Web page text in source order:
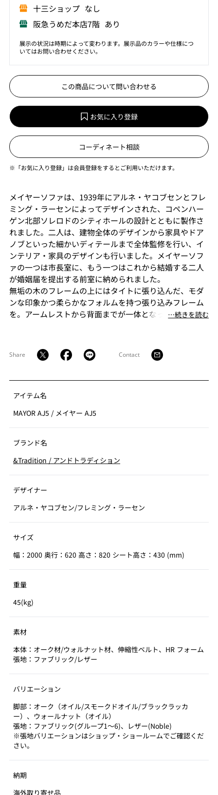
⼗三ショップ なし
阪急うめだ本店7階 あり
展示の状況は時期によって変わります。展示品のカラーや仕様につ
いてはお問い合わせください。
この商品について問い合わせる
お気に入り登録
コーディネート相談
※「お気に入り登録」は会員登録をするとご利用いただけます。
メイヤーソファは、1939年にアルネ・ヤコブセンとフレ
ミング・ラーセンによってデザインされた、コペンハー
ゲン北部ソレロドのシティホールの設計とともに製作さ
れました。二人は、建物全体のデザインから家具やドア
ノブといった細かいディテールまで全体監修を行い、イ
ンテリア・家具のデザインも行いました。メイヤーソフ
ァの一つは市長室に、もう一つはこれから結婚する二人
が婚姻届を提出する前室に納められました。
無垢の木のフレームの上にはタイトに張り込んだ、モダ
ンな印象かつ柔らかなフォルムを持つ張り込みフレーム
を。アームレストから背面までが一体となったカーブに
してくれます。
⋯続きを読む
Share Contact
アイテム名
MAYOR AJ5 / メイヤー AJ5
ブランド名
&Tradition / アンドトラディション
デザイナー
アルネ・ヤコブセン/フレミング・ラーセン
サイズ
幅：2000 奥行：620 高さ：820 シート高さ：430 (mm)
重量
45(kg)
素材
本体：オーク材/ウォルナット材、伸縮性ベルト、HR フォーム
張地：ファブリック/レザー
バリエーション
脚部：オーク（オイル/スモークドオイル/ブラックラッカ
ー）、ウォールナット（オイル）
張地：ファブリック(グループ1～6)、レザー(Noble)
※張地バリエーションはショップ・ショールームでご確認くだ
さい。
納期
海外取り寄せ品